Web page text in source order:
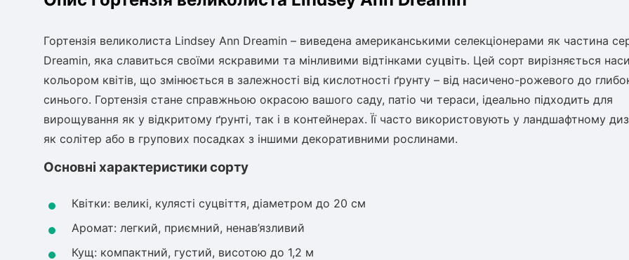
Гортензія великолиста Lindsey Ann Dreamin – виведена американськими селекціонерами як частина
Dreamin, яка славиться своїми яскравими та мінливими відтінками суцвіть. Цей сорт вирізняється
кольором квітів, що змінюється в залежності від кислотності ґрунту – від насичено-рожевого до
синього. Гортензія стане справжньою окрасою вашого саду, патіо чи тераси, ідеально підходить для
вирощування як у відкритому ґрунті, так і в контейнерах. Її часто використовують у ландшафтному
як солітер або в групових посадках з іншими декоративними рослинами.
Основні характеристики сорту
Квітки: великі, кулясті суцвіття, діаметром до 20 см
Аромат: легкий, приємний, ненав’язливий
Кущ: компактний, густий, висотою до 1,2 м